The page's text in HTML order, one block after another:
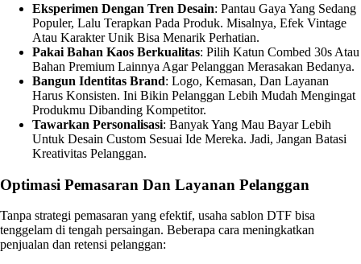
Eksperimen Dengan Tren Desain: Pantau Gaya Yang Sedang
Populer, Lalu Terapkan Pada Produk. Misalnya, Efek Vintage
Atau Karakter Unik Bisa Menarik Perhatian.
Pakai Bahan Kaos Berkualitas: Pilih Katun Combed 30s Atau
Bahan Premium Lainnya Agar Pelanggan Merasakan Bedanya.
Bangun Identitas Brand: Logo, Kemasan, Dan Layanan
Harus Konsisten. Ini Bikin Pelanggan Lebih Mudah Mengingat
Produkmu Dibanding Kompetitor.
Tawarkan Personalisasi: Banyak Yang Mau Bayar Lebih
Untuk Desain Custom Sesuai Ide Mereka. Jadi, Jangan Batasi
Kreativitas Pelanggan.
Optimasi Pemasaran Dan Layanan Pelanggan
Tanpa strategi pemasaran yang efektif, usaha sablon DTF bisa
tenggelam di tengah persaingan. Beberapa cara meningkatkan
penjualan dan retensi pelanggan: